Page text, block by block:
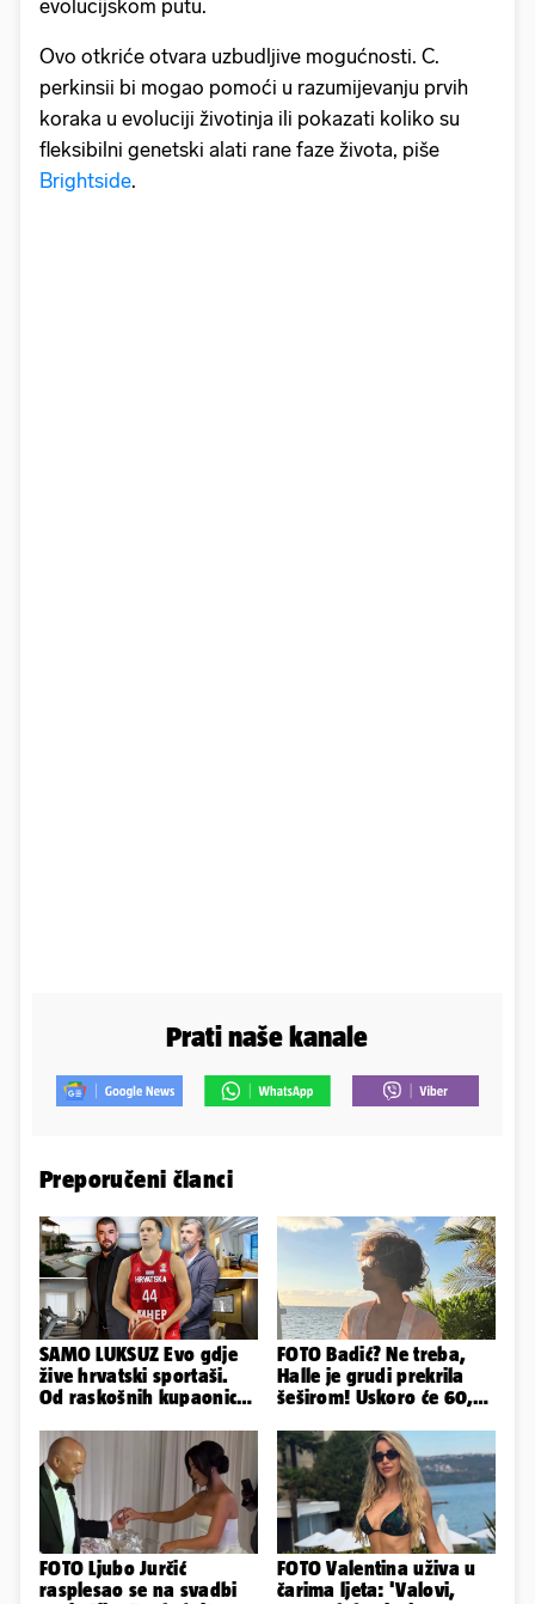
evolucijskom putu.
Ovo otkriće otvara uzbudljive mogućnosti. C.
perkinsii bi mogao pomoći u razumijevanju prvih
koraka u evoluciji životinja ili pokazati koliko su
fleksibilni genetski alati rane faze života, piše
Brightside.
Prati naše kanale
Preporučeni članci
SAMO LUKSUZ Evo gdje
žive hrvatski sportaši.
Od raskošnih kupaonica
FOTO Badić? Ne treba,
Halle je grudi prekrila
šeširom! Uskoro će 60,
FOTO Ljubo Jurčić
rasplesao se na svadbi
FOTO Valentina uživa u
čarima ljeta: 'Valovi,